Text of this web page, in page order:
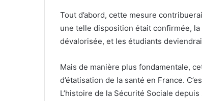
Tout d’abord, cette mesure
une telle disposition était confirmée,
dévalorisée, et les étudiants
Mais de manière plus fondamentale,
d’étatisation de la santé en France.
L’histoire de la Sécurité Sociale